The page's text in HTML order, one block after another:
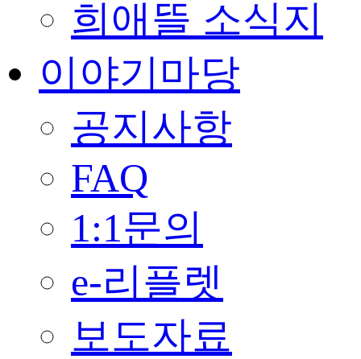
희애뜰 소식지
이야기마당
공지사항
FAQ
1:1문의
e-리플렛
보도자료